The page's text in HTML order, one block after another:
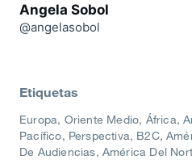
Angela Sobol
@angelasobol
Etiquetas
Europa, Oriente Medio, África
Pacífico Perspectiva B2C
De Audiencias América Del